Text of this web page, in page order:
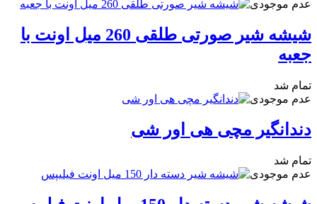
عدم موجودی
شیشه شیر صورتی طلقی 260 میل اونت با
جعبه
تمام شد
عدم موجودی
دندانگیر مچی هی اور شی
تمام شد
عدم موجودی